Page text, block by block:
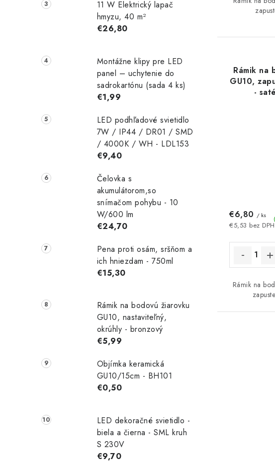
11 W Elektrický lapač
hmyzu, 40 m²
€26,80
Montážne klipy pre LED
panel – uchytenie do
sadrokartónu (sada 4 ks)
€1,99
LED podhľadové svietidlo
7W / IP44 / DR01 / SMD
/ 4000K / WH - LDL153
€9,40
Čelovka s
akumulátorom,so
snímačom pohybu - 10
W/600 lm
€24,70
Pena proti osám, sršňom a
ich hniezdam - 750ml
€15,30
Rámik na bodovú žiarovku
GU10, nastaviteľný,
okrúhly - bronzový
€5,99
Objímka keramická
GU10/15cm - BH101
€0,50
LED dekoračné svietidlo -
biela a čierna - SML kruh
S 230V
€9,70
v
Rámik na
GU10,
-
€5,53 bez DPH
€6,80 / ks
Rámik na